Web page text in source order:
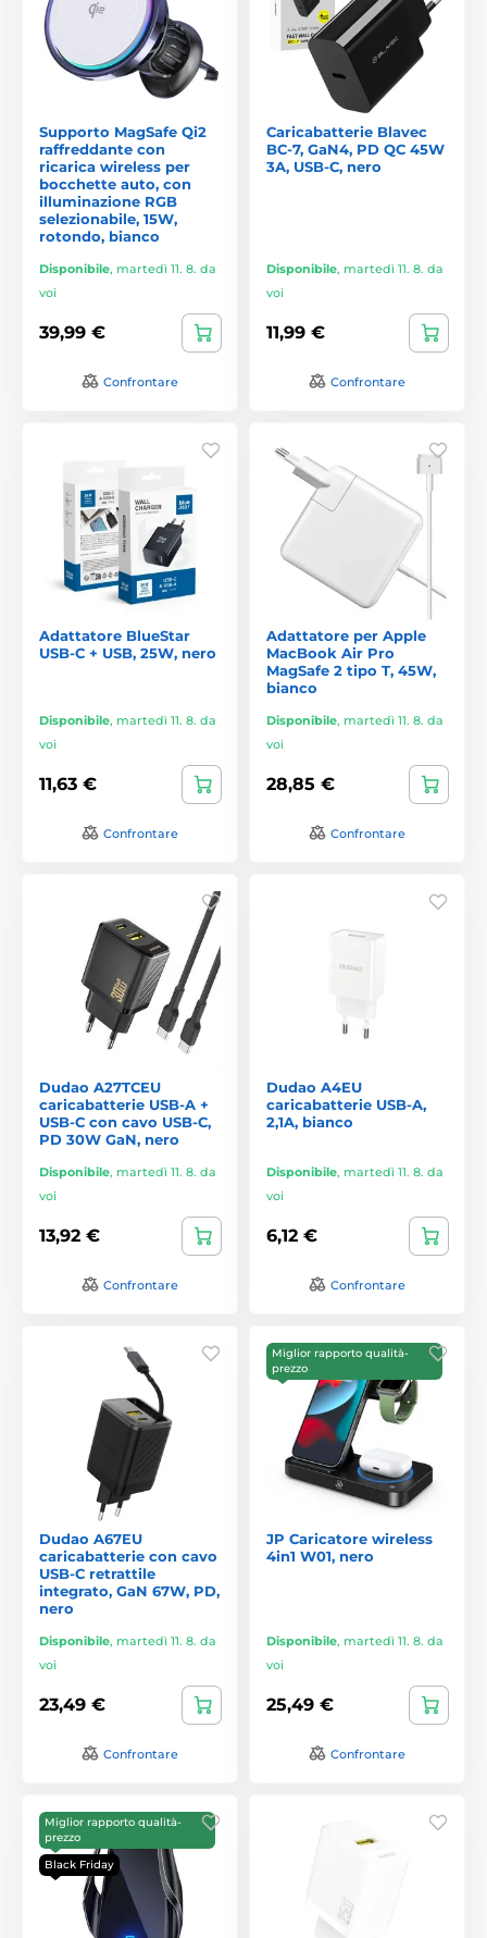
Supporto MagSafe Qi2
raffreddante con
ricarica wireless per
bocchette auto, con
illuminazione RGB
selezionabile, 15W,
rotondo, bianco
Disponibile, martedì 11. 8. da
voi
39,99 €
Confrontare
Caricabatterie Blavec
BC-7, GaN4, PD QC 45W
3A, USB-C, nero
Disponibile, martedì 11. 8. da
voi
11,99 €
Confrontare
Adattatore BlueStar
USB-C + USB, 25W, nero
Disponibile, martedì 11. 8. da
voi
11,63 €
Confrontare
Adattatore per Apple
MacBook Air Pro
MagSafe 2 tipo T, 45W,
bianco
Disponibile, martedì 11. 8. da
voi
28,85 €
Confrontare
Dudao A27TCEU
caricabatterie USB-A +
USB-C con cavo USB-C,
PD 30W GaN, nero
Disponibile, martedì 11. 8. da
voi
13,92 €
Confrontare
Dudao A4EU
caricabatterie USB-A,
2,1A, bianco
Disponibile, martedì 11. 8. da
voi
6,12 €
Confrontare
Dudao A67EU
caricabatterie con cavo
USB-C retrattile
integrato, GaN 67W, PD,
nero
Disponibile, martedì 11. 8. da
voi
23,49 €
Confrontare
Miglior rapporto qualità-
prezzo
JP Caricatore wireless
4in1 W01, nero
Disponibile, martedì 11. 8. da
voi
25,49 €
Confrontare
Miglior rapporto qualità-
prezzo
Black Friday